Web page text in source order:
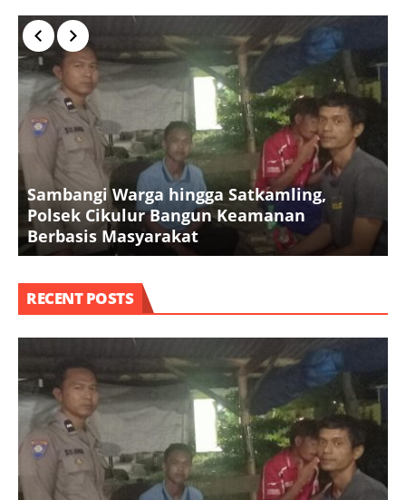
Sambangi Warga hingga Satkamling,
Polsek Cikulur Bangun Keamanan
Berbasis Masyarakat
RECENT POSTS